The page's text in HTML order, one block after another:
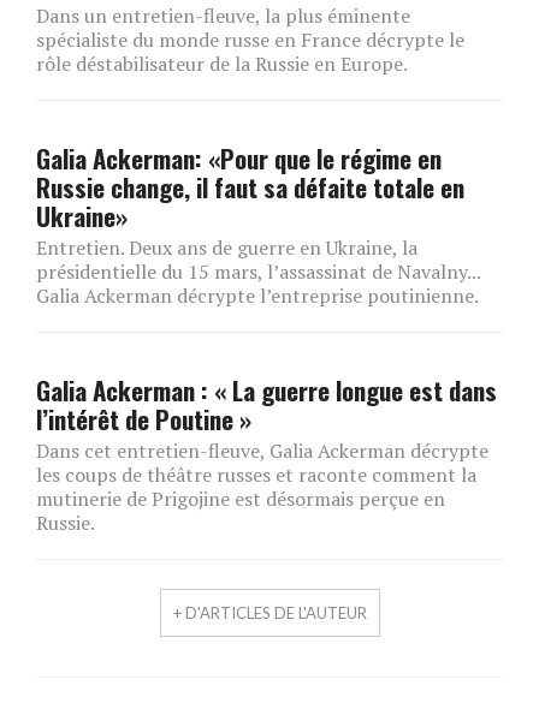
Dans un entretien-fleuve, la plus éminente
spécialiste du monde russe en France décrypte le
rôle déstabilisateur de la Russie en Europe.
Galia Ackerman: «Pour que le régime en
Russie change, il faut sa défaite totale en
Ukraine»
Entretien. Deux ans de guerre en Ukraine, la
présidentielle du 15 mars, l’assassinat de Navalny...
Galia Ackerman décrypte l’entreprise poutinienne.
Galia Ackerman : « La guerre longue est dans
l’intérêt de Poutine »
Dans cet entretien-fleuve, Galia Ackerman décrypte
les coups de théâtre russes et raconte comment la
mutinerie de Prigojine est désormais perçue en
Russie.
+ D'ARTICLES DE L'AUTEUR